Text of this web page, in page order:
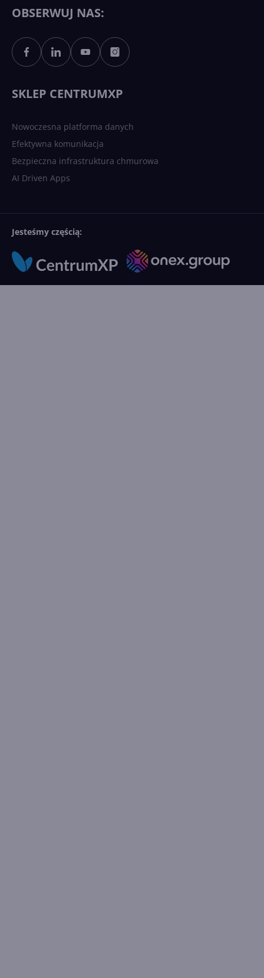
Sztuczna inteligencja po
polsku. Dość barier
OBSERWUJ NAS:
SKLEP CENTRUMXP
Nowoczesna platforma danych
Efektywna komunikacja
Bezpieczna infrastruktura chmurowa
AI Driven Apps
Jesteśmy częścią: